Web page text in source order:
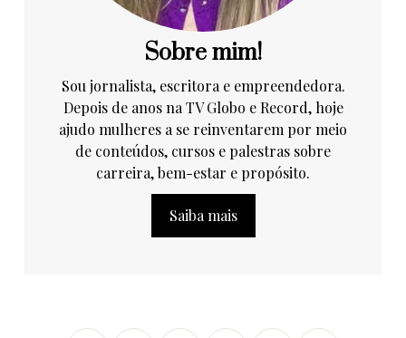
Sobre mim!
Sou jornalista, escritora e empreendedora.
Depois de anos na TV Globo e Record, hoje
ajudo mulheres a se reinventarem por meio
de conteúdos, cursos e palestras sobre
carreira, bem-estar e propósito.
Saiba mais